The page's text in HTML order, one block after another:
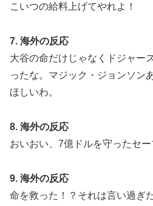
こいつの給料上げてやれよ！
7. 海外の反応
大谷の命だけじゃなくドジャー
ったな。マジック・ジョンソン
ほしいわ。
8. 海外の反応
おいおい、7億ドルを守ったセー
9. 海外の反応
命を救った！？それは言い過ぎ